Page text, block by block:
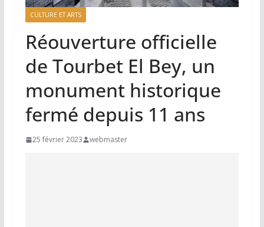
CULTURE ET ARTS
Réouverture officielle
de Tourbet El Bey, un
monument historique
fermé depuis 11 ans
25 février 2023 webmaster